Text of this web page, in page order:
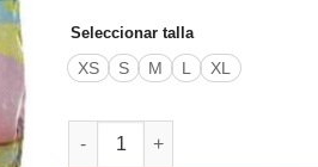
Seleccionar talla
XS S M L XL
Pantalonetas deportivas